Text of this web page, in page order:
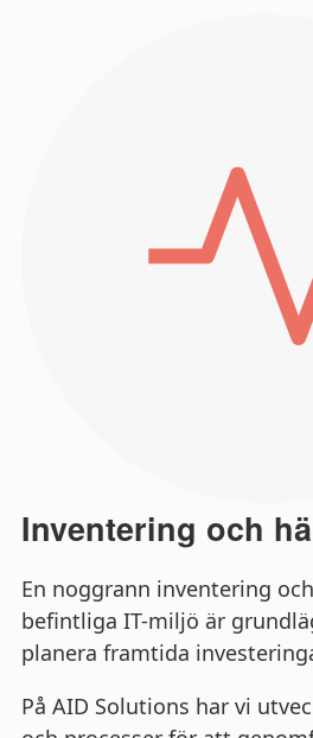
Inventering och
En noggrann inventering
befintliga IT-miljö är
planera framtida
På AID Solutions har vi